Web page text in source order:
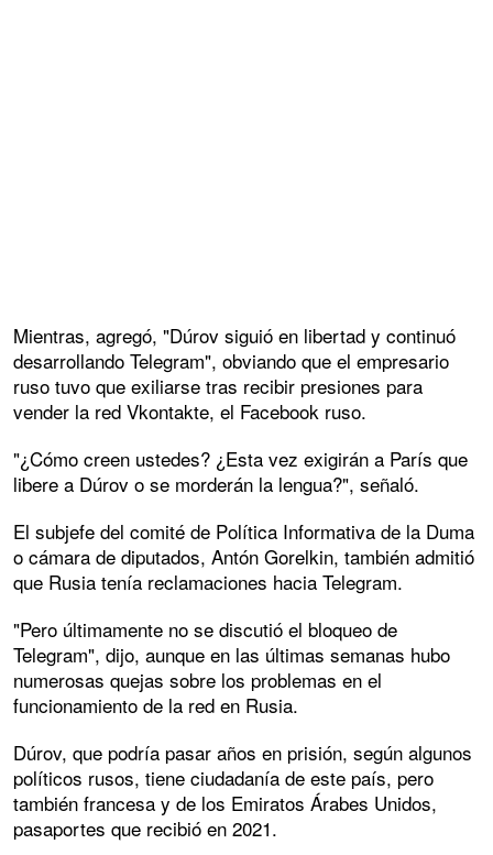
Mientras, agregó, "Dúrov siguió en libertad y continuó
desarrollando Telegram", obviando que el empresario
ruso tuvo que exiliarse tras recibir presiones para
vender la red Vkontakte, el Facebook ruso.
"¿Cómo creen ustedes? ¿Esta vez exigirán a París que
libere a Dúrov o se morderán la lengua?", señaló.
El subjefe del comité de Política Informativa de la Duma
o cámara de diputados, Antón Gorelkin, también admitió
que Rusia tenía reclamaciones hacia Telegram.
"Pero últimamente no se discutió el bloqueo de
Telegram", dijo, aunque en las últimas semanas hubo
numerosas quejas sobre los problemas en el
funcionamiento de la red en Rusia.
Dúrov, que podría pasar años en prisión, según algunos
políticos rusos, tiene ciudadanía de este país, pero
también francesa y de los Emiratos Árabes Unidos,
pasaportes que recibió en 2021.